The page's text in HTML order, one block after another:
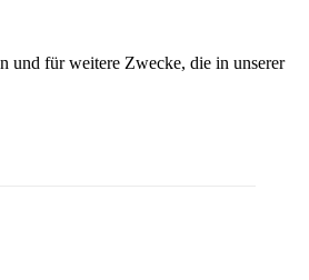
und für weitere Zwecke, die in unserer